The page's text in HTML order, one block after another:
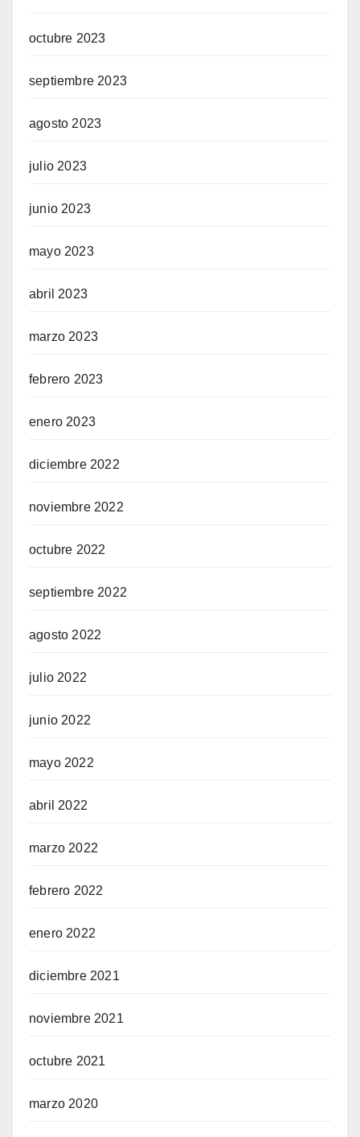
octubre 2023
septiembre 2023
agosto 2023
julio 2023
junio 2023
mayo 2023
abril 2023
marzo 2023
febrero 2023
enero 2023
diciembre 2022
noviembre 2022
octubre 2022
septiembre 2022
agosto 2022
julio 2022
junio 2022
mayo 2022
abril 2022
marzo 2022
febrero 2022
enero 2022
diciembre 2021
noviembre 2021
octubre 2021
marzo 2020